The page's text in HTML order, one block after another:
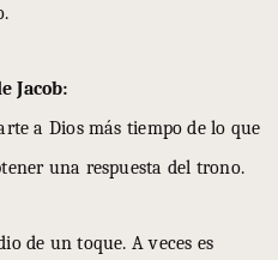
Jacob:
a Dios más tiempo de lo que
una respuesta del trono.
de un toque. A veces es